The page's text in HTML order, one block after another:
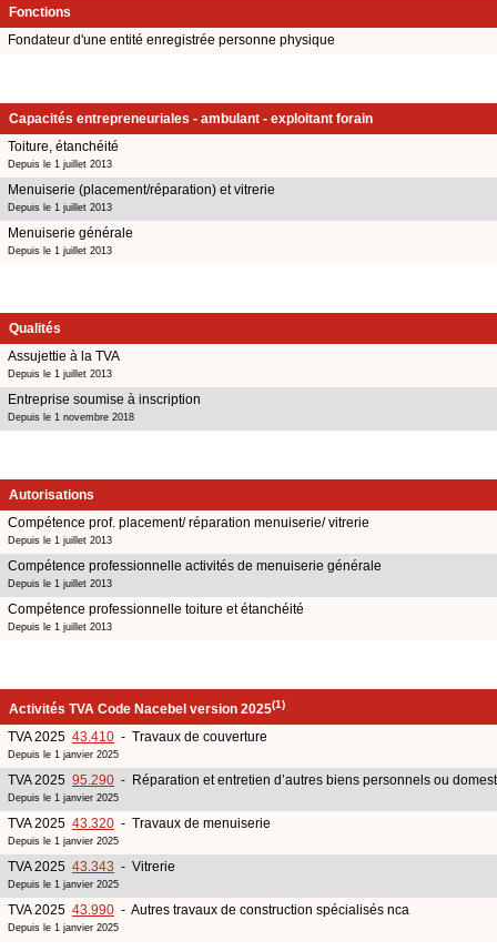
Fonctions
Fondateur d'une entité enregistrée personne physique
Capacités entrepreneuriales - ambulant - exploitant forain
Toiture, étanchéité
Depuis le 1 juillet 2013
Menuiserie (placement/réparation) et vitrerie
Depuis le 1 juillet 2013
Menuiserie générale
Depuis le 1 juillet 2013
Qualités
Assujettie à la TVA
Depuis le 1 juillet 2013
Entreprise soumise à inscription
Depuis le 1 novembre 2018
Autorisations
Compétence prof. placement/ réparation menuiserie/ vitrerie
Depuis le 1 juillet 2013
Compétence professionnelle activités de menuiserie générale
Depuis le 1 juillet 2013
Compétence professionnelle toiture et étanchéité
Depuis le 1 juillet 2013
Activités TVA Code Nacebel version 2025(1)
TVA 2025 43.410 - Travaux de couverture
Depuis le 1 janvier 2025
TVA 2025 95.290 - Réparation et entretien d’autres biens personnels ou
Depuis le 1 janvier 2025
TVA 2025 43.320 - Travaux de menuiserie
Depuis le 1 janvier 2025
TVA 2025 43.343 - Vitrerie
Depuis le 1 janvier 2025
TVA 2025 43.990 - Autres travaux de construction spécialisés nca
Depuis le 1 janvier 2025